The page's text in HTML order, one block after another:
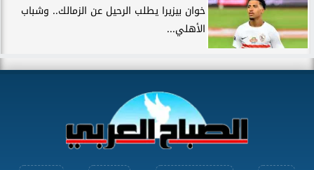
خوان بيزيرا يطلب الرحيل عن الزمالك.. وشباب
الأهلي...